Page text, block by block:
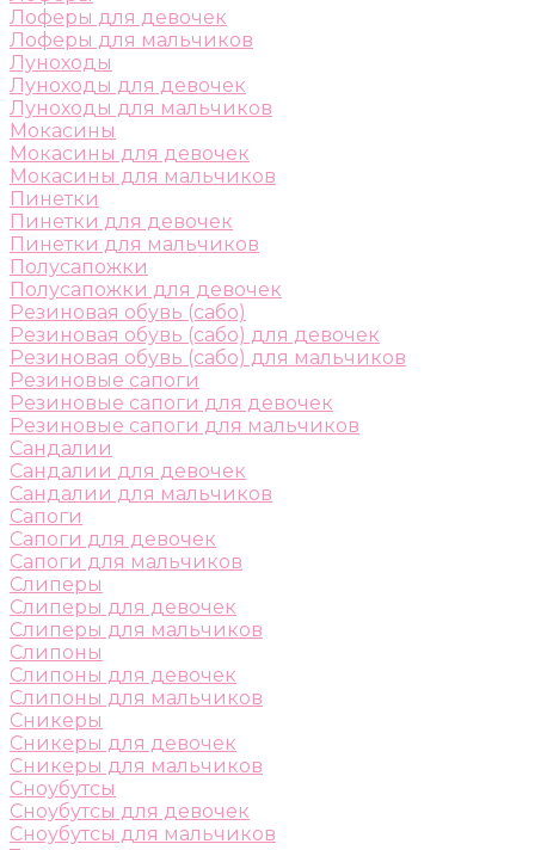
Лоферы для девочек
Лоферы для мальчиков
Луноходы
Луноходы для девочек
Луноходы для мальчиков
Мокасины
Мокасины для девочек
Мокасины для мальчиков
Пинетки
Пинетки для девочек
Пинетки для мальчиков
Полусапожки
Полусапожки для девочек
Резиновая обувь (сабо)
Резиновая обувь (сабо) для девочек
Резиновая обувь (сабо) для мальчиков
Резиновые сапоги
Резиновые сапоги для девочек
Резиновые сапоги для мальчиков
Сандалии
Сандалии для девочек
Сандалии для мальчиков
Сапоги
Сапоги для девочек
Сапоги для мальчиков
Слиперы
Слиперы для девочек
Слиперы для мальчиков
Слипоны
Слипоны для девочек
Слипоны для мальчиков
Сникеры
Сникеры для девочек
Сникеры для мальчиков
Сноубутсы
Сноубутсы для девочек
Сноубутсы для мальчиков